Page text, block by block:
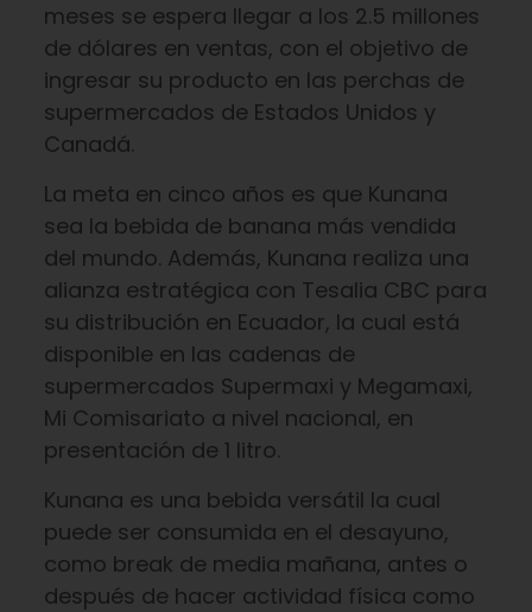
meses se espera llegar a los 2.5 millones
de dólares en ventas, con el objetivo de
ingresar su producto en las perchas de
supermercados de Estados Unidos y
Canadá.
La meta en cinco años es que Kunana
sea la bebida de banana más vendida
del mundo. Además, Kunana realiza una
alianza estratégica con Tesalia CBC para
su distribución en Ecuador, la cual está
disponible en las cadenas de
supermercados Supermaxi y Megamaxi,
Mi Comisariato a nivel nacional, en
presentación de 1 litro.
Kunana es una bebida versátil la cual
puede ser consumida en el desayuno,
como break de media mañana, antes o
después de hacer actividad física como